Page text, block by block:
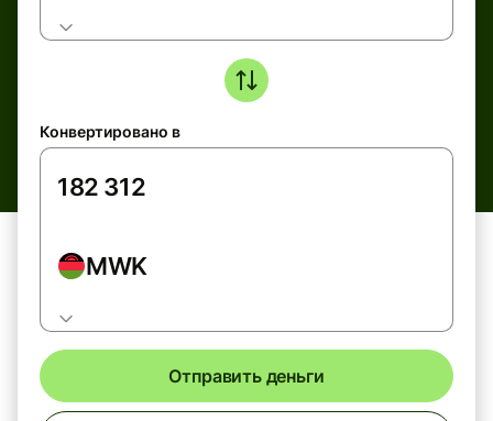
Конвертировано в
MWK
Отправить деньги